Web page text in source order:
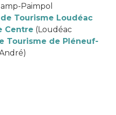
Paimpol
Tourisme Loudéac
Centre (Loudéac
Tourisme de Pléneuf-